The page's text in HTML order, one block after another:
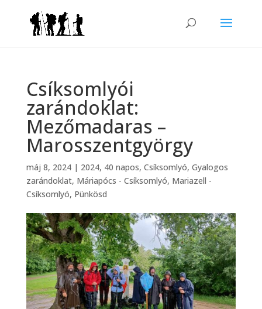
Csíksomlyói
zarándoklat:
Mezőmadaras –
Marosszentgyörgy
máj 8, 2024| 2024, 40 napos, Csíksomlyó, Gyalogos
zarándoklat, Máriapócs - Csíksomlyó, Mariazell -
Csíksomlyó, Pünkösd